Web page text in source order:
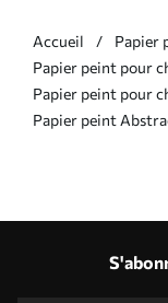
Accueil
Papier
Papier peint pour
Papier peint pour
Papier peint